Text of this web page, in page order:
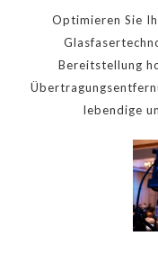
Optimieren Sie
Bereitstellung
lebendige